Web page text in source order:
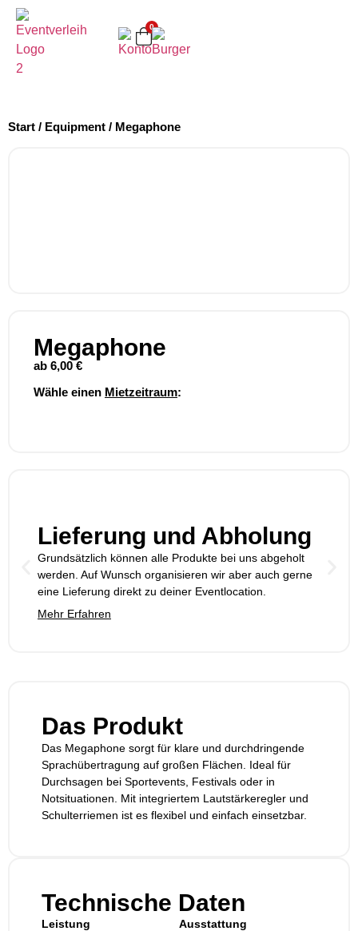
0
Start / Equipment / Megaphone
Megaphone
ab 6,00 €
Wähle einen Mietzeitraum:
Lieferung und Abholung
Grundsätzlich können alle Produkte bei uns abgeholt
werden. Auf Wunsch organisieren wir aber auch gerne
eine Lieferung direkt zu deiner Eventlocation.
Mehr Erfahren
Das Produkt
Das Megaphone sorgt für klare und durchdringende
Sprachübertragung auf großen Flächen. Ideal für
Durchsagen bei Sportevents, Festivals oder in
Notsituationen. Mit integriertem Lautstärkeregler und
Schulterriemen ist es flexibel und einfach einsetzbar.
Technische Daten
Leistung
Ausstattung